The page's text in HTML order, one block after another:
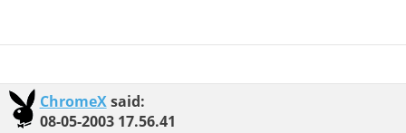
ChromeXsaid:
08-05-2003 17.56.41